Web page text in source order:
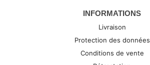
INFORMATIONS
Livraison
Protection des données
Conditions de vente